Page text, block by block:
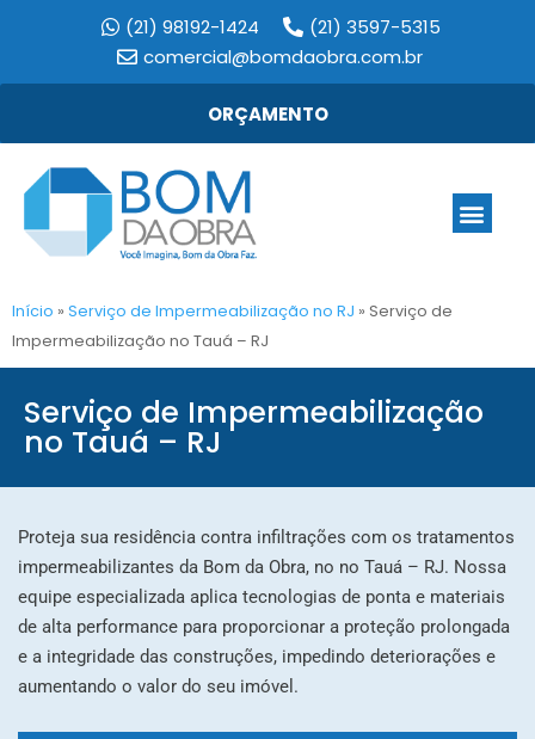
(21) 98192-1424
(21) 3597-5315
comercial@bomdaobra.com.br
ORÇAMENTO
Início » Serviço de Impermeabilização no RJ » Serviço de
Impermeabilização no Tauá – RJ
Serviço de Impermeabilização
no Tauá – RJ
Proteja sua residência contra infiltrações com os tratamentos
impermeabilizantes da Bom da Obra, no no Tauá – RJ. Nossa
equipe especializada aplica tecnologias de ponta e materiais
de alta performance para proporcionar a proteção prolongada
e a integridade das construções, impedindo deteriorações e
aumentando o valor do seu imóvel.